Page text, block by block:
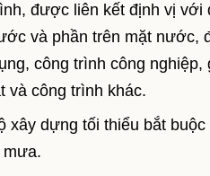
được liên kết định vị
và phần trên mặt nước,
công trình công
và công trình khác.
xây dựng tối thiểu bắt